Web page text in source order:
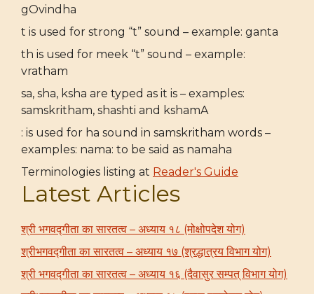
gOvindha
t is used for strong “t” sound – example: ganta
th is used for meek “t” sound – example:
vratham
sa, sha, ksha are typed as it is – examples:
samskritham, shashti and kshamA
: is used for ha sound in samskritham words –
examples: nama: to be said as namaha
Terminologies listing at Reader's Guide
Latest Articles
श्री भगवद्गीता का सारतत्व – अध्याय १८ (मोक्षोपदेश योग)
श्रीभगवद्गीता का सारतत्व – अध्याय १७ (श्रद्धात्रय विभाग योग)
श्री भगवद्गीता का सारतत्व – अध्याय १६ (दैवासुर सम्पत् विभाग योग)